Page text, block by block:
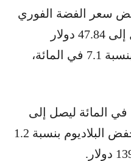
سعر الفضة الفوري
بنسبة 1.8 في المائة، ليصل إلى 47.84 دولار
للأونصة. وكان قد انخفض بنسبة 7.1 في المائة،
وانخفض البلاتين بنسبة 1.4 في المائة ليصل إلى
1530.35 دولار، في حين انخفض البلاديوم بنسبة 1.2